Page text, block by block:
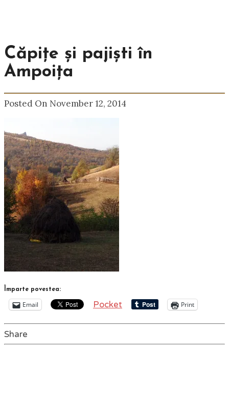
Căpițe și pajiști în
Ampoița
Posted On November 12, 2014
Împarte povestea:
Email Pocket Print
Share